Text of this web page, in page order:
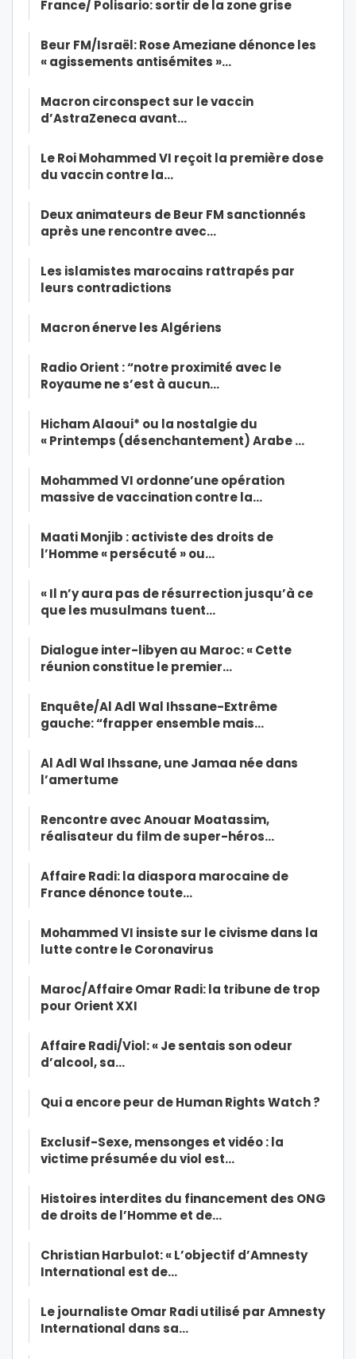
France/ Polisario: sortir de la zone grise
Beur FM/Israël: Rose Ameziane dénonce les
« agissements antisémites »…
Macron circonspect sur le vaccin
d’AstraZeneca avant…
Le Roi Mohammed VI reçoit la première dose
du vaccin contre la…
Deux animateurs de Beur FM sanctionnés
après une rencontre avec…
Les islamistes marocains rattrapés par
leurs contradictions
Macron énerve les Algériens
Radio Orient : “notre proximité avec le
Royaume ne s’est à aucun…
Hicham Alaoui* ou la nostalgie du
« Printemps (désenchantement) Arabe …
Mohammed VI ordonne’une opération
massive de vaccination contre la…
Maati Monjib : activiste des droits de
l’Homme « persécuté » ou…
« Il n’y aura pas de résurrection jusqu’à ce
que les musulmans tuent…
Dialogue inter-libyen au Maroc: « Cette
réunion constitue le premier…
Enquête/Al Adl Wal Ihssane-Extrême
gauche: “frapper ensemble mais…
Al Adl Wal Ihssane, une Jamaa née dans
l’amertume
Rencontre avec Anouar Moatassim,
réalisateur du film de super-héros…
Affaire Radi: la diaspora marocaine de
France dénonce toute…
Mohammed VI insiste sur le civisme dans la
lutte contre le Coronavirus
Maroc/Affaire Omar Radi: la tribune de trop
pour Orient XXI
Affaire Radi/Viol: « Je sentais son odeur
d’alcool, sa…
Qui a encore peur de Human Rights Watch ?
Exclusif-Sexe, mensonges et vidéo : la
victime présumée du viol est…
Histoires interdites du financement des ONG
de droits de l’Homme et de…
Christian Harbulot: « L’objectif d’Amnesty
International est de…
Le journaliste Omar Radi utilisé par Amnesty
International dans sa…